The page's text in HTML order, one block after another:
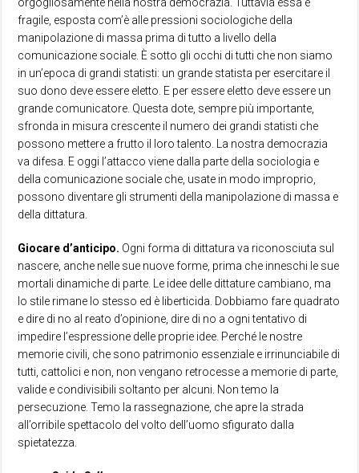
fragile, esposta com’è alle pressioni sociologiche della
manipolazione di massa prima di tutto a livello della
comunicazione sociale. È sotto gli occhi di tutti che non siamo
in un’epoca di grandi statisti: un grande statista per esercitare il
suo dono deve essere eletto. E per essere eletto deve essere un
grande comunicatore. Questa dote, sempre più importante,
sfronda in misura crescente il numero dei grandi statisti che
possono mettere a frutto il loro talento. La nostra democrazia
va difesa. E oggi l’attacco viene dalla parte della sociologia e
della comunicazione sociale che, usate in modo improprio,
possono diventare gli strumenti della manipolazione di massa e
della dittatura.
Giocare d’anticipo. Ogni forma di dittatura va riconosciuta sul
nascere, anche nelle sue nuove forme, prima che inneschi le sue
mortali dinamiche di parte. Le idee delle dittature cambiano, ma
lo stile rimane lo stesso ed è liberticida. Dobbiamo fare quadrato
e dire di no al reato d’opinione, dire di no a ogni tentativo di
impedire l’espressione delle proprie idee. Perché le nostre
memorie civili, che sono patrimonio essenziale e irrinunciabile di
tutti, cattolici e non, non vengano retrocesse a memorie di parte,
valide e condivisibili soltanto per alcuni. Non temo la
persecuzione. Temo la rassegnazione, che apre la strada
all’orribile spettacolo del volto dell’uomo sfigurato dalla
spietatezza.